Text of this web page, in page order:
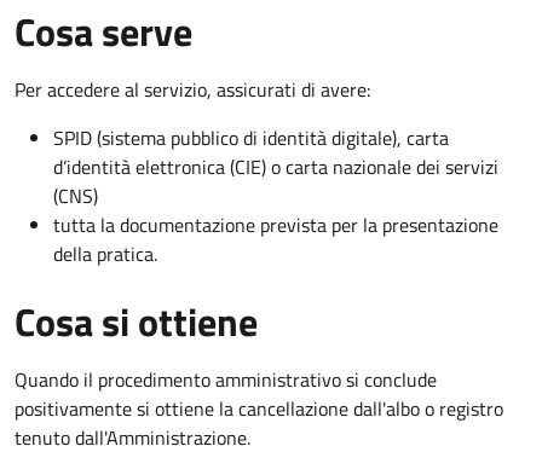
Cosa serve
Per accedere al servizio, assicurati di avere:
SPID (sistema pubblico di identità digitale), carta
d’identità elettronica (CIE) o carta nazionale dei servizi
(CNS)
tutta la documentazione prevista per la presentazione
della pratica.
Cosa si ottiene
Quando il procedimento amministrativo si conclude
positivamente si ottiene la cancellazione dall'albo o registro
tenuto dall'Amministrazione.